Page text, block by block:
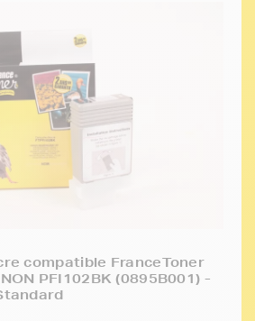
compatible FranceToner
PFI102BK (0895B001) -